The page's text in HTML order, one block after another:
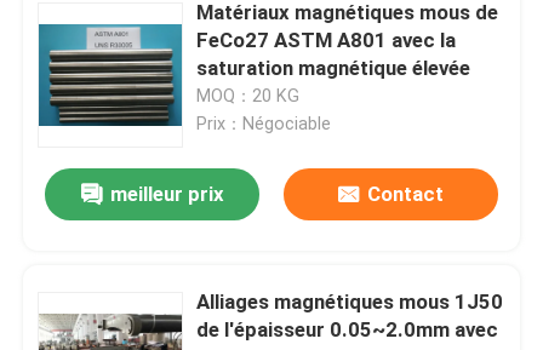
Alliages magnétiques mous
Alliage de Superelastic
Alliages commandés d'expansion
Alliage de Hastelloy
Matériaux magnétiques mous de
FeCo27 ASTM A801 avec la
saturation magnétique élevée
MOQ：20 KG
Prix：Négociable
meilleur prix Contact
Alliages magnétiques mous 1J50
de l'épaisseur 0.05~2.0mm avec